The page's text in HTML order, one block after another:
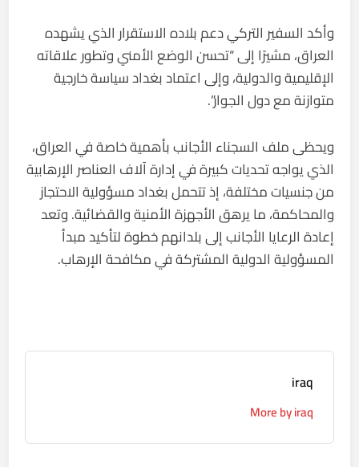
وأكد السفير التركي دعم بلاده الاستقرار الذي يشهده
العراق، مشيرًا إلى “تحسن الوضع الأمني وتطور علاقاته
الإقليمية والدولية، وإلى اعتماد بغداد سياسة خارجية
متوازنة مع دول الجوار”.
ويحظى ملف السجناء الأجانب بأهمية خاصة في العراق،
الذي يواجه تحديات كبيرة في إدارة آلاف العناصر الإرهابية
من جنسيات مختلفة، إذ تتحمل بغداد مسؤولية الاحتجاز
والمحاكمة، ما يرهق الأجهزة الأمنية والقضائية. وتعد
إعادة الرعايا الأجانب إلى بلدانهم خطوة لتأكيد مبدأ
المسؤولية الدولية المشتركة في مكافحة الإرهاب.
iraq
More by iraq